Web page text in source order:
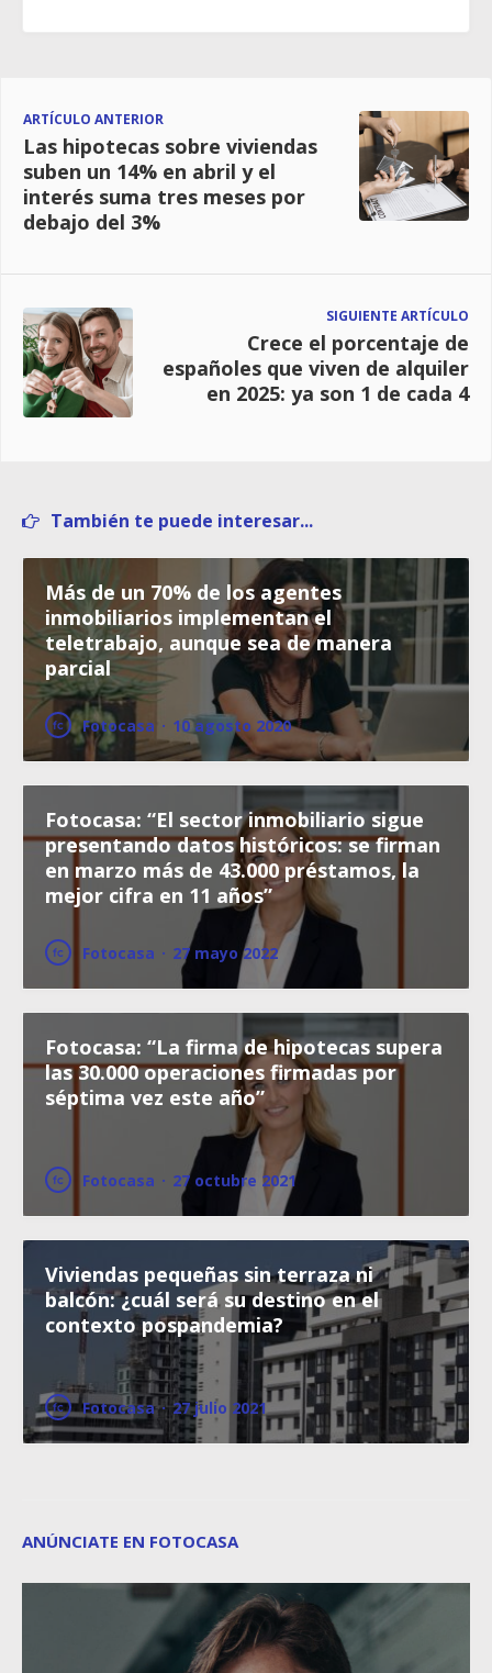
ARTÍCULO ANTERIOR
Las hipotecas sobre viviendas
suben un 14% en abril y el
interés suma tres meses por
debajo del 3%
SIGUIENTE ARTÍCULO
Crece el porcentaje de
españoles que viven de alquiler
en 2025: ya son 1 de cada 4
También te puede interesar...
Más de un 70% de los agentes
inmobiliarios implementan el
teletrabajo, aunque sea de manera
parcial
Fotocasa · 10 agosto 2020
Fotocasa: “El sector inmobiliario sigue
presentando datos históricos: se firman
en marzo más de 43.000 préstamos, la
mejor cifra en 11 años”
Fotocasa · 27 mayo 2022
Fotocasa: “La firma de hipotecas supera
las 30.000 operaciones firmadas por
séptima vez este año”
Fotocasa · 27 octubre 2021
Viviendas pequeñas sin terraza ni
balcón: ¿cuál será su destino en el
contexto pospandemia?
Fotocasa · 27 julio 2021
ANÚNCIATE EN FOTOCASA